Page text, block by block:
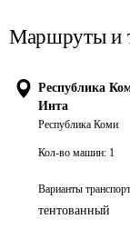
Маршруты и
Республика
Инта
Республика Коми
Кол-во машин: 1
Варианты
тентованный